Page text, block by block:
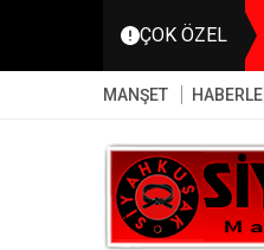
ÇOK ÖZEL
MANŞET